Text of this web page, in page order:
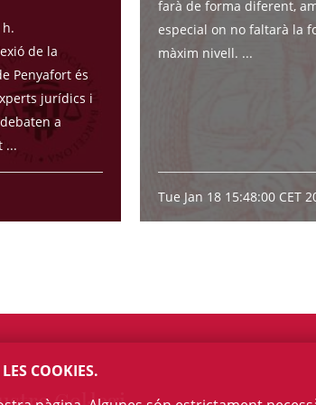
de la
Penyafort és
jurídics i
a
...
farà de forma diferent,
especial on no faltarà la
màxim nivell. ...
Tue Jan 18 15:48:00 CET
COOKIES.